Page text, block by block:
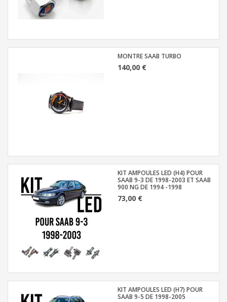
MONTRE SAAB TURBO
140,00 €
KIT AMPOULES LED (H4) POUR
SAAB 9-3 DE 1998-2003 ET SAAB
900 NG DE 1994 -1998
73,00 €
KIT AMPOULES LED (H7) POUR
SAAB 9-5 DE 1998-2005